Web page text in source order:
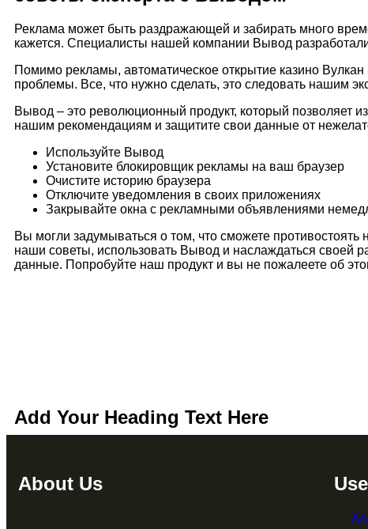
Реклама может быть раздражающей и забирать много
кажется. Специалисты нашей компании Вывод
Помимо рекламы, автоматическое открытие казино
проблемы. Все, что нужно сделать, это следовать нашим
Вывод – это революционный продукт, который позволяет
нашим рекомендациям и защитите свои данные от
Используйте Вывод
Установите блокировщик рекламы на ваш браузер
Очистите историю браузера
Отключите уведомления в своих приложениях
Закрывайте окна с рекламными объявлениями
Вы могли задумываться о том, что сможете
наши советы, использовать Вывод и наслаждаться своей
данные. Попробуйте наш продукт и вы не пожалеете об
Add Your Heading Text Here
About Us